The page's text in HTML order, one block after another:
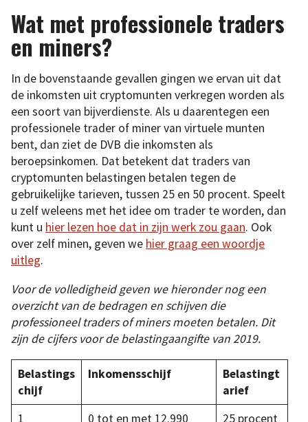
Wat met professionele traders
en miners?
In de bovenstaande gevallen gingen we ervan uit dat
de inkomsten uit cryptomunten verkregen worden als
een soort van bijverdienste. Als u daarentegen een
professionele trader of miner van virtuele munten
bent, dan ziet de DVB die inkomsten als
beroepsinkomen. Dat betekent dat traders van
cryptomunten belastingen betalen tegen de
gebruikelijke tarieven, tussen 25 en 50 procent. Speelt
u zelf weleens met het idee om trader te worden, dan
kunt u hier lezen hoe dat in zijn werk zou gaan. Ook
over zelf minen, geven we hier graag een woordje
uitleg.
Voor de volledigheid geven we hieronder nog een
overzicht van de bedragen en schijven die
professioneel traders of miners moeten betalen. Dit
zijn de cijfers voor de belastingaangifte van 2019.
Belastings
chijf
Inkomensschijf
Belastingt
arief
1
0 tot en met 12.990 25 procent